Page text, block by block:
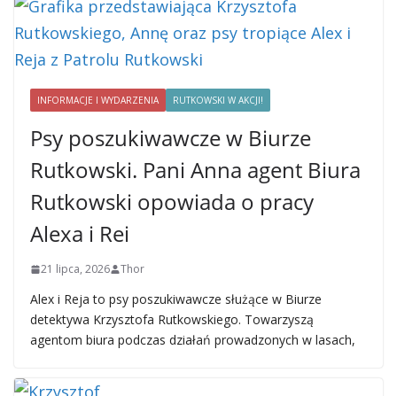
INFORMACJE I WYDARZENIA RUTKOWSKI W AKCJI!
Psy poszukiwawcze w Biurze
Rutkowski. Pani Anna agent Biura
Rutkowski opowiada o pracy
Alexa i Rei
21 lipca, 2026 Thor
Alex i Reja to psy poszukiwawcze służące w Biurze
detektywa Krzysztofa Rutkowskiego. Towarzyszą
agentom biura podczas działań prowadzonych w lasach,